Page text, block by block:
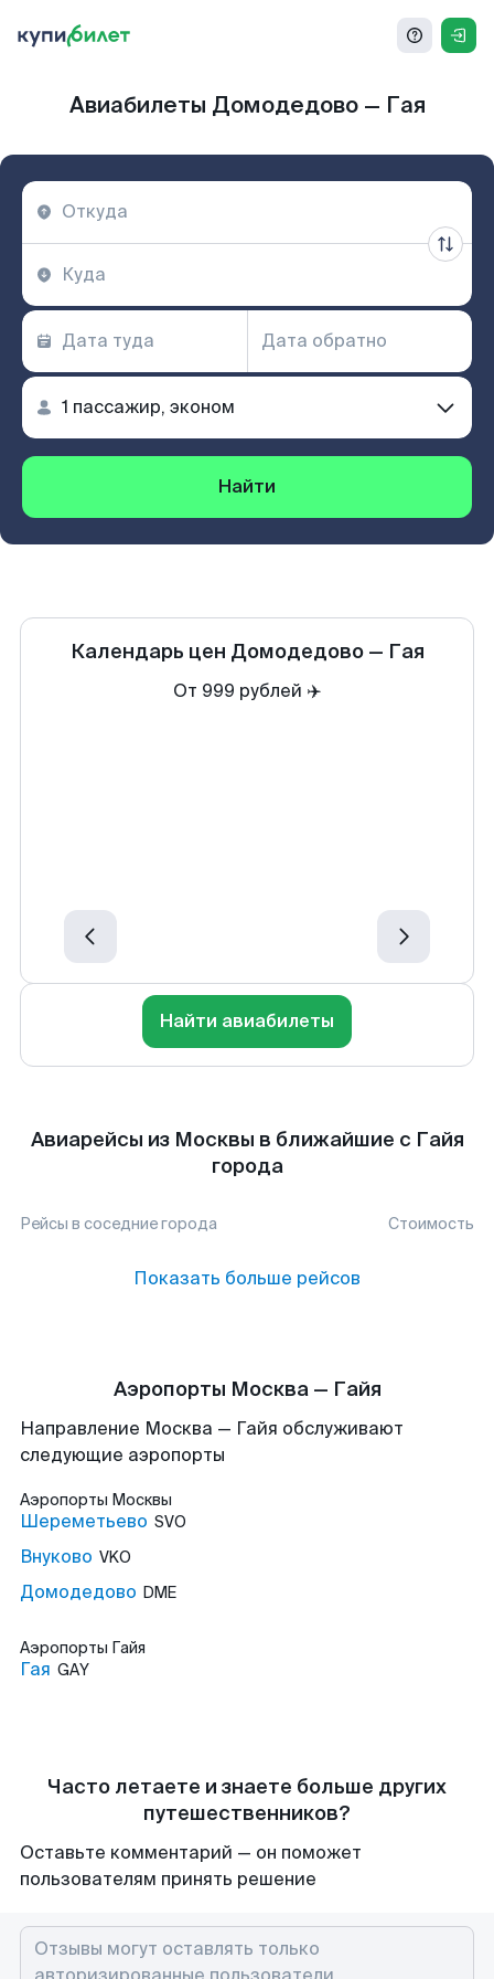
Авиабилеты Домодедово — Гая
Найти
Календарь цен Домодедово— Гая
От 999 рублей ✈️
Найти авиабилеты
Авиарейсы из Москвы в ближайшие с Гайя
города
Рейсы в соседние города Стоимость
Показать больше рейсов
Аэропорты Москва — Гайя
Направление Москва — Гайя обслуживают
следующие аэропорты
Аэропорты Москвы
Шереметьево SVO
Внуково VKO
Домодедово DME
Аэропорты Гайя
Гая GAY
Часто летаете и знаете больше других
путешественников?
Оставьте комментарий — он поможет
пользователям принять решение